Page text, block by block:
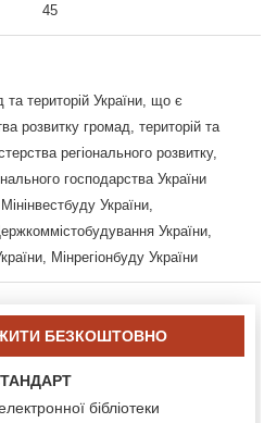
45
та територій України, що є
розвитку громад, територій та
регіонального розвитку,
господарства України
України,
України,
Мінрегіонбуду України
БЕЗКОШТОВНО
бібліотеки